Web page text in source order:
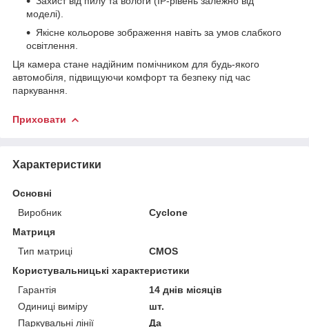
моделі).
Якісне кольорове зображення навіть за умов слабкого
освітлення.
Ця камера стане надійним помічником для будь-якого
автомобіля, підвищуючи комфорт та безпеку під час
паркування.
Приховати
Характеристики
Основні
Виробник
Cyclone
Матриця
Тип матриці
CMOS
Користувальницькі характеристики
Гарантія
14 днів місяців
Одиниці виміру
шт.
Паркувальні лінії
Да